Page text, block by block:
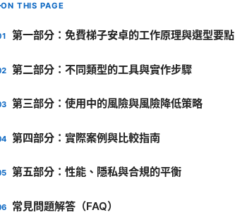
ON THIS PAGE
第一部分：免費梯子安卓的工作原理與選型要點
第二部分：不同類型的工具與實作步驟
第三部分：使用中的風險與風險降低策略
第四部分：實際案例與比較指南
第五部分：性能、隱私與合規的平衡
常見問題解答（FAQ）